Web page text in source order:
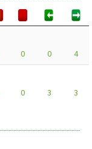
0 0
4
0 3 3